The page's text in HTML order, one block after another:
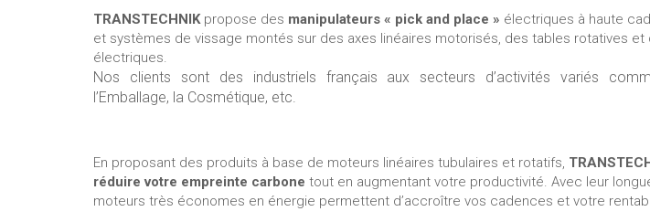
TRANSTECHNIKpropose des manipulateurs « pick and place » électriques à haute
et systèmes de vissage montés sur des axes linéaires motorisés, des tables rotatives et
électriques.
Nos clients sont des industriels français aux secteurs d’activités variés
l’Emballage, la Cosmétique, etc.
En proposant des produits à base de moteurs linéaires tubulaires et rotatifs,
réduire votre empreinte carbone tout en augmentant votre productivité. Avec leur
moteurs très économes en énergie permettent d’accroître vos cadences et votre